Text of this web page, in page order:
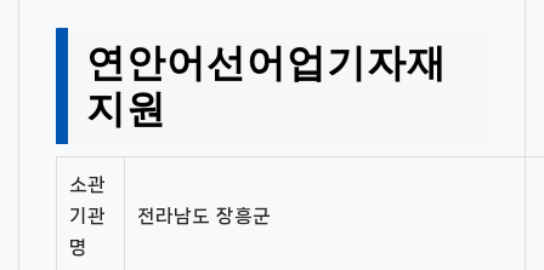
연안어선어업기자재
지원
소관
기관
명
전라남도 장흥군